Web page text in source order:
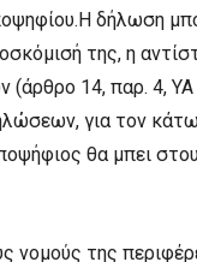
δήλωση
της, η
(άρθρο 14, παρ. 4, ΥΑ
για τον
θα μπει
νομούς της